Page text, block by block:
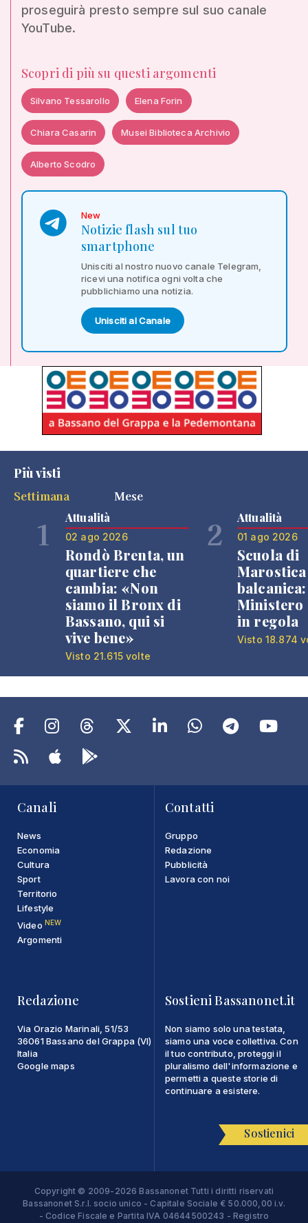
proseguirà presto sempre sul suo canale
YouTube.
Scopri di più su questi argomenti
Silvano Tessarollo Elena Forin
Chiara Casarin Musei Biblioteca Archivio
Alberto Scodro
New
Notizie flash sul tuo
smartphone
Unisciti al nostro nuovo canale Telegram,
ricevi una notifica ogni volta che
pubblichiamo una notizia.
Unisciti al Canale
Più visti
Settimana
Mese
1 Attualità
02 ago 2026
Rondò Brenta, un
quartiere che
cambia: «Non
siamo il Bronx di
Bassano, qui si
vive bene»
Visto 21.615 volte
2 Attualità
01 ago 2026
Scuola di
Ministero
in regola
Visto 18.874
Canali
News
Economia
Cultura
Sport
Territorio
Lifestyle
Video NEW
Argomenti
Contatti
Gruppo
Redazione
Pubblicità
Lavora con noi
Redazione
Via Orazio Marinali, 51/53
36061 Bassano del Grappa (VI)
Italia
Google maps
Sostieni Bassanonet.it
Non siamo solo una testata,
siamo una voce collettiva. Con
il tuo contributo, proteggi il
pluralismo dell'informazione e
permetti a queste storie di
continuare a esistere.
Sostienici
Copyright © 2009-2026 Bassanonet Tutti i diritti riservati
Bassanonet S.r.l. socio unico - Capitale Sociale € 50.000,00 i.v.
- Codice Fiscale e Partita IVA 04644500243 - Registro